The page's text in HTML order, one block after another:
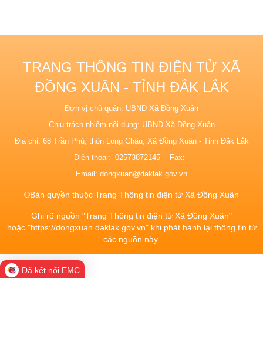
TRANG THÔNG TIN ĐIỆN TỬ XÃ
ĐỒNG XUÂN - TỈNH ĐẮK LẮK
Đơn vị chủ quản: UBND Xã Đồng Xuân
Chịu trách nhiệm nội dung: UBND Xã Đồng Xuân
Địa chỉ: 68 Trần Phú, thôn Long Châu, Xã Đồng Xuân - Tỉnh Đắk Lắk
Điện thoại: 02573872145 - Fax:
Email: dongxuan@daklak.gov.vn
©Bản quyền thuộc Trang Thông tin điện tử Xã Đồng Xuân
Ghi rõ nguồn "Trang Thông tin điện tử Xã Đồng Xuân"
hoặc "https://dongxuan.daklak.gov.vn" khi phát hành lại thông tin từ
các nguồn này.
Đã kết nối EMC